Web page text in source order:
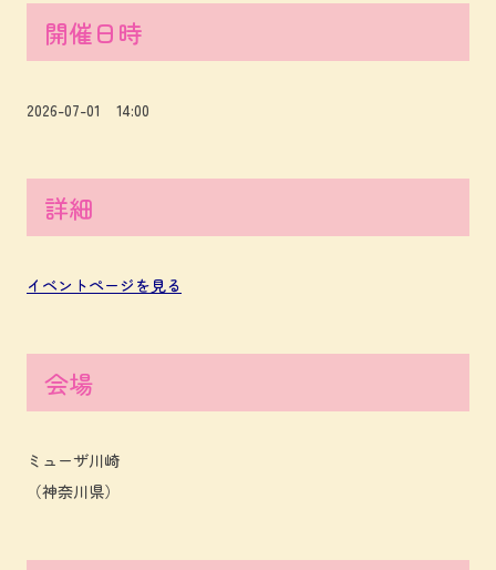
開催日時
2026-07-01 14:00
詳細
イベントページを見る
会場
ミューザ川崎
（神奈川県）